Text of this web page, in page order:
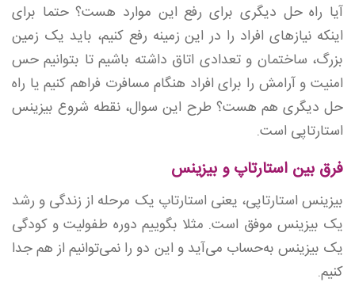
آیا راه حل دیگری برای رفع این موارد هست؟ حتما برای
اینکه نیازهای افراد را در این زمینه رفع کنیم، باید یک زمین
بزرگ، ساختمان و تعدادی اتاق داشته باشیم تا بتوانیم حس
امنیت و آرامش را برای افراد هنگام مسافرت فراهم کنیم یا راه
حل دیگری هم هست؟ طرح این سوال، نقطه شروع بیزینس
استارتاپی است.
فرق بین استارتاپ و بیزینس
بیزینس استارتاپی، یعنی استارتاپ یک مرحله از زندگی و رشد
یک بیزینس موفق است. مثلا بگوییم دوره طفولیت و کودگی
یک بیزینس به‌حساب می‌آید و این دو را نمی‌توانیم از هم جدا
کنیم.